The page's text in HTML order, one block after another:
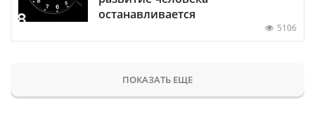
останавливается
5106
ПОКАЗАТЬ ЕЩЕ